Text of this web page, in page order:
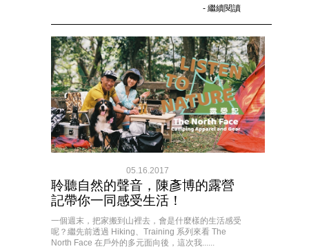
- 繼續閱讀
05.16.2017
聆聽自然的聲音，陳彥博的露營
記帶你一同感受生活！
一個週末，把家搬到山裡去，會是什麼樣的生活感受
呢？繼先前透過 Hiking、Training 系列來看 The
North Face 在戶外的多元面向後，這次我......